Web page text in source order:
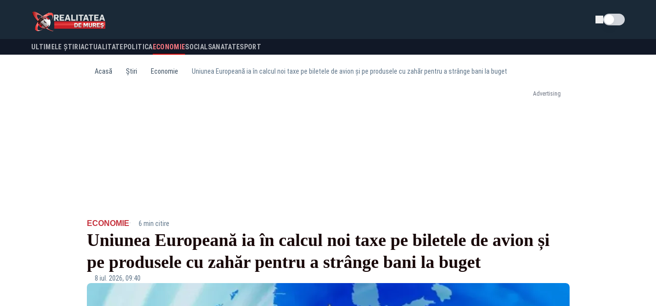
Schimba tema
ULTIMELE ȘTIRI ACTUALITATE POLITICA ECONOMIESOCIALSANATATESPORT
Acasă Știri Economie Uniunea Europeană ia în calcul noi taxe pe biletele de avion și pe produsele cu zahăr pentru a strânge bani la buget
Advertising
ECONOMIE· 6 min citire
Uniunea Europeană ia în calcul noi taxe pe biletele de avion și
pe produsele cu zahăr pentru a strânge bani la buget
8 iul. 2026, 09:40